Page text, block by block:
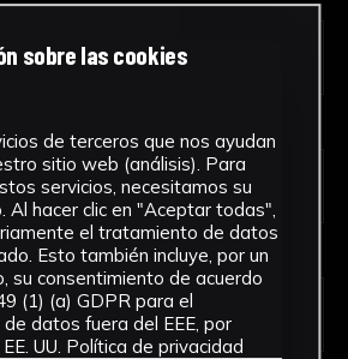
sobre las cookies
de terceros que nos ayudan
sitio web (análisis). Para
servicios, necesitamos su
Al hacer clic en "Aceptar todas",
el tratamiento de datos
Esto también incluye, por un
su consentimiento de acuerdo
(1) (a) GDPR para el
datos fuera del EEE, por
UU. Política de privacidad